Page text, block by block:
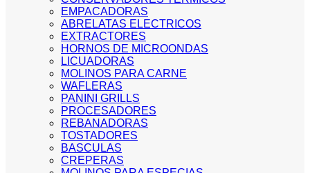
EMPACADORAS
ABRELATAS ELECTRICOS
EXTRACTORES
HORNOS DE MICROONDAS
LICUADORAS
MOLINOS PARA CARNE
WAFLERAS
PANINI GRILLS
PROCESADORES
REBANADORAS
TOSTADORES
BASCULAS
CREPERAS